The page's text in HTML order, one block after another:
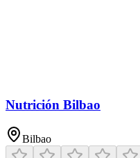
Nutrición Bilbao
Bilbao